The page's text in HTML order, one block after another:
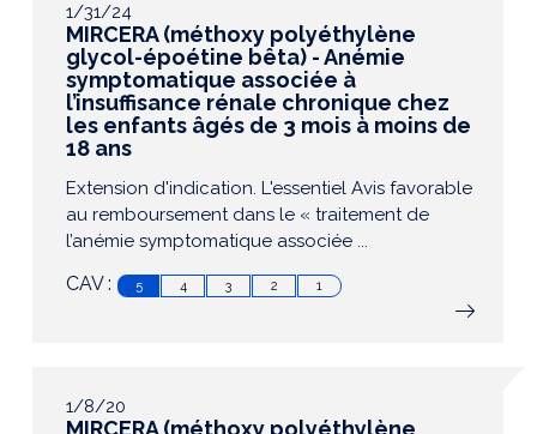
1/31/24
MIRCERA (méthoxy polyéthylène
glycol-époétine bêta) - Anémie
symptomatique associée à
l’insuffisance rénale chronique chez
les enfants âgés de 3 mois à moins de
18 ans
Extension d'indication. L'essentiel Avis favorable
au remboursement dans le « traitement de
l’anémie symptomatique associée ...
CAV : 5 4 3 2 1
1/8/20